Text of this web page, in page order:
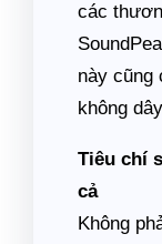
các
này cũng
không
Tiêu chí
cả
Không